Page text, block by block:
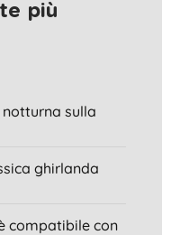
più
sulla
ghirlanda
compatibile con